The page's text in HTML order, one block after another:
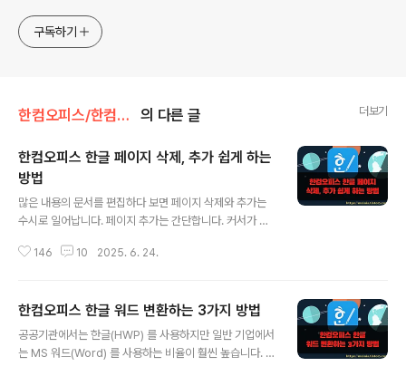
구독하기
한컴오피스/한컴오피스(한글) 의 다른 글 더보기
한컴오피스 한글 페이지 삭제, 추가 쉽게 하는
방법
많은 내용의 문서를 편집하다 보면 페이지 삭제와 추가는
수시로 일어납니다. 페이지 추가는 간단합니다. 커서가 있
페이지 삭제는 문서 앞부분, 중간부분, 뒷 부분 일부 삭제
단축키는 Ctrl + Enter 누르면 다음 페이지가 추가가 됩니
다. 항상 커서 있는 페이지에서 바로 다음 페이지가 추가 되
는 것입니다. ▼ 메뉴에서는 쪽 > 쪽 나누기를 통해 페이지
146 10 2025. 6. 24.
한컴오피스 한글 워드 변환하는 3가지 방법
공공기관에서는 한글(HWP) 를 사용하지만 일반 기업에서
는 MS 워드(Word) 를 사용하는 비율이 훨씬 높습니다. 이